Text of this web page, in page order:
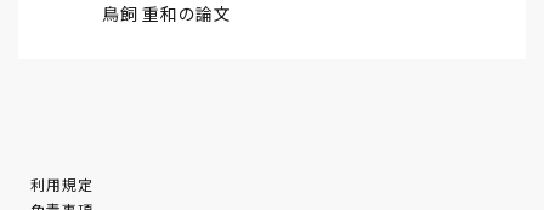
鳥飼 重和の論文
利用規定